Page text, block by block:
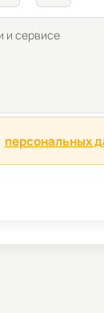
персональных